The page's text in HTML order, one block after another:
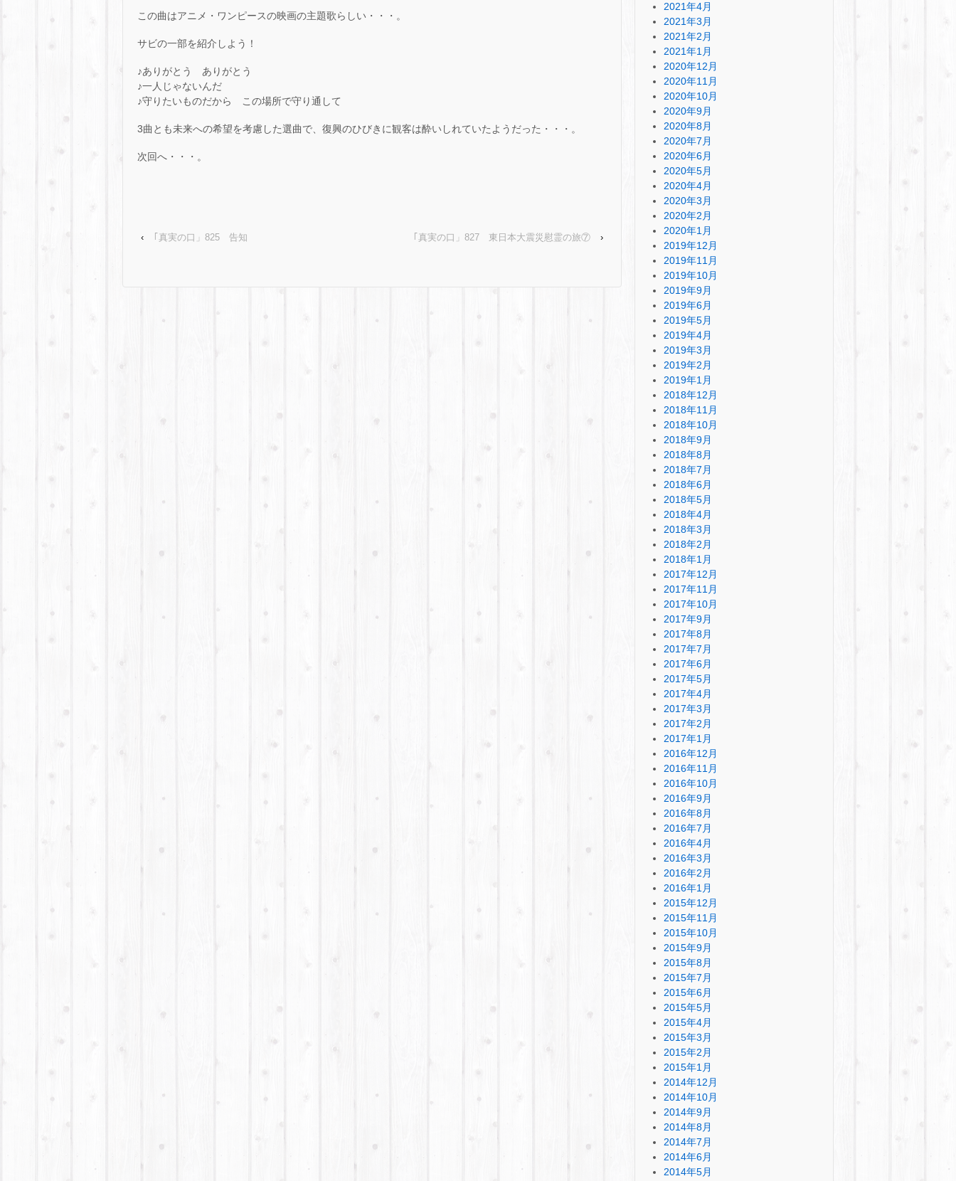
この曲はアニメ・ワンピースの映画の主題歌らしい・・・。
サビの一部を紹介しよう！
♪ありがとう ありがとう
♪一人じゃないんだ
♪守りたいものだから この場所で守り通して
3曲とも未来への希望を考慮した選曲で、復興のひびきに観客は酔いしれていたようだった・・・。
次回へ・・・。
‹ ｢真実の口」825 告知 ｢真実の口」827 東日本大震災慰霊の旅⑦ ›
2021年4月
2021年3月
2021年2月
2021年1月
2020年12月
2020年11月
2020年10月
2020年9月
2020年8月
2020年7月
2020年6月
2020年5月
2020年4月
2020年3月
2020年2月
2020年1月
2019年12月
2019年11月
2019年10月
2019年9月
2019年6月
2019年5月
2019年4月
2019年3月
2019年2月
2019年1月
2018年12月
2018年11月
2018年10月
2018年9月
2018年8月
2018年7月
2018年6月
2018年5月
2018年4月
2018年3月
2018年2月
2018年1月
2017年12月
2017年11月
2017年10月
2017年9月
2017年8月
2017年7月
2017年6月
2017年5月
2017年4月
2017年3月
2017年2月
2017年1月
2016年12月
2016年11月
2016年10月
2016年9月
2016年8月
2016年7月
2016年4月
2016年3月
2016年2月
2016年1月
2015年12月
2015年11月
2015年10月
2015年9月
2015年8月
2015年7月
2015年6月
2015年5月
2015年4月
2015年3月
2015年2月
2015年1月
2014年12月
2014年10月
2014年9月
2014年8月
2014年7月
2014年6月
2014年5月